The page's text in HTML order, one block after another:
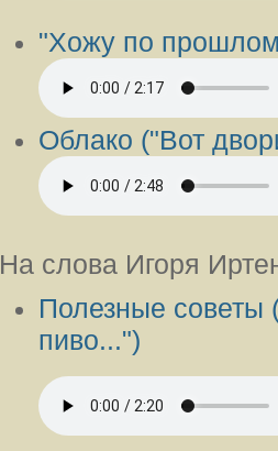
"Хожу по
Облако ("Вот
На слова Игоря
Полезные советы
пиво...")